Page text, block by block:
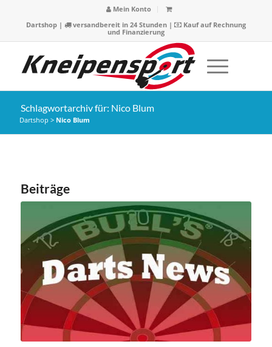
Mein Konto
Dartshop| versandbereit in 24 Stunden |
Kauf auf Rechnung
und Finanzierung
Schlagwortarchiv für: Nico Blum
Dartshop > Nico Blum
Beiträge